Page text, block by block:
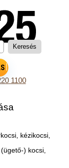
1100
kézikocsi,
) kocsi,